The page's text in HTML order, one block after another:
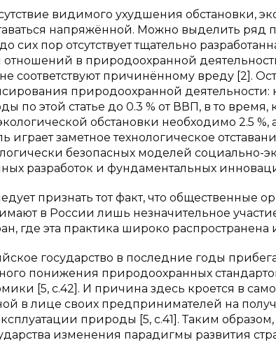
видимого ухудшения обстановки,
напряжённой. Можно выделить ряд
сих пор отсутствует тщательно
отношений в природоохранной
соответствуют причинённому вреду [2].
природоохранной деятельности:
по этой статье до 0.3 % от ВВП, в то время,
обстановки необходимо 2.5 %,
играет заметное технологическое
безопасных моделей социально-
разработок и фундаментальных
признать тот факт, что общественные
в России лишь незначительное
где эта практика широко распространена
государство в последние годы
понижения природоохранных
[5, с.42]. И причина здесь кроется в
в лице своих предпринимателей на
природы [5, с.41]. Таким
изменения парадигмы развития